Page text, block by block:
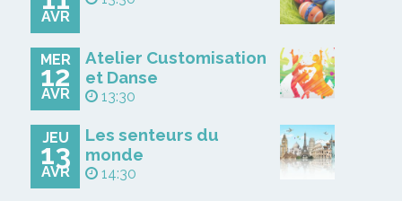
AVR
MER
12
AVR
Atelier Customisation
et Danse
13:30
JEU
13
AVR
Les senteurs du
monde
14:30